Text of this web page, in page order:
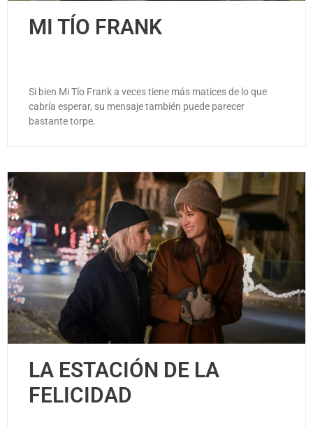
MI TĺO FRANK
Si bien Mi Tío Frank a veces tiene más matices de lo que
cabría esperar, su mensaje también puede parecer
bastante torpe.
LA ESTACIÓN DE LA
FELICIDAD